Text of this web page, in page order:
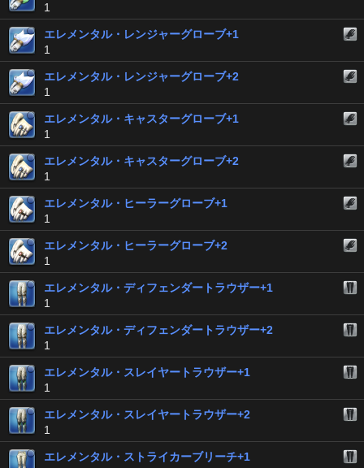
1
エレメンタル・レンジャーグローブ+1
1
エレメンタル・レンジャーグローブ+2
1
エレメンタル・キャスターグローブ+1
1
エレメンタル・キャスターグローブ+2
1
エレメンタル・ヒーラーグローブ+1
1
エレメンタル・ヒーラーグローブ+2
1
エレメンタル・ディフェンダートラウザー+1
1
エレメンタル・ディフェンダートラウザー+2
1
エレメンタル・スレイヤートラウザー+1
1
エレメンタル・スレイヤートラウザー+2
1
エレメンタル・ストライカーブリーチ+1